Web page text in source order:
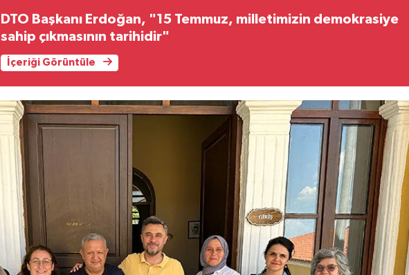
DTO Başkanı Erdoğan, "15 Temmuz, milletimizin demokrasiye
sahip çıkmasının tarihidir"
İçeriği Görüntüle